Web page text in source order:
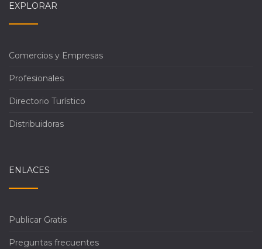
EXPLORAR
Comercios y Empresas
Profesionales
Directorio Turístico
Distribuidoras
ENLACES
Publicar Gratis
Preguntas frecuentes